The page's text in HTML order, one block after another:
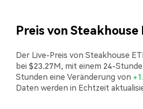
Preis von
Der Live-Preis von Steakhouse
bei $23.27M, mit einem 24-
Stunden eine Veränderung von
Daten werden in Echtzeit